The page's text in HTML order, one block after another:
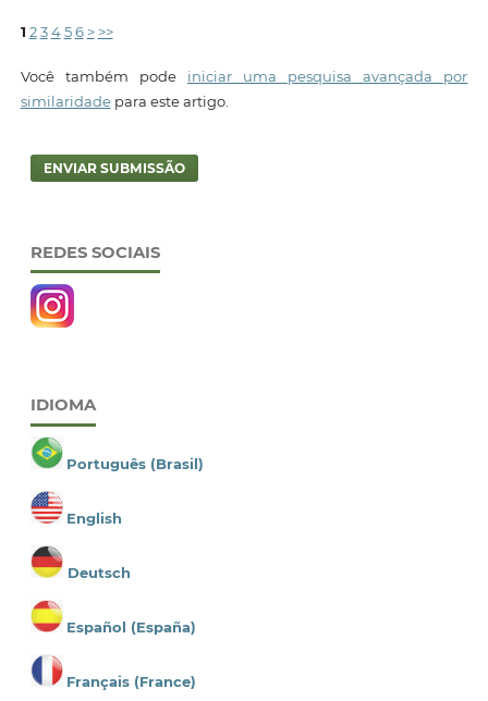
1 2 3 4 5 6 > >>
Você também pode iniciar uma pesquisa avançada por
similaridadepara este artigo.
ENVIAR SUBMISSÃO
REDES SOCIAIS
IDIOMA
Português (Brasil)
English
Deutsch
Español (España)
Français (France)